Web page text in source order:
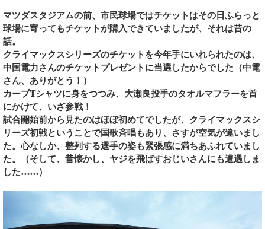
マツダスタジアムの前、市民球場ではチケットはその日ふらっと
球場に寄ってもチケットが購入できていましたが、それは昔の
話。
クライマックスシリーズのチケットを今年手にいれられたのは、
中国電力さんのチケットプレゼントに当選したからでした（中電
さん、ありがとう！）
カープTシャツに身をつつみ、大瀬良投手のタオルマフラーを首
にかけて、いざ参戦！
試合開始前から見たのはほぼ初めてでしたが、クライマックスシ
リーズ初戦ということで国歌斉唱もあり、さすが空気が違いまし
た。心なしか、整列する選手の姿も緊張感に満ちあふれていまし
た。（そして、昔懐かし、ヤジを飛ばすおじいさんにも遭遇しま
した……）